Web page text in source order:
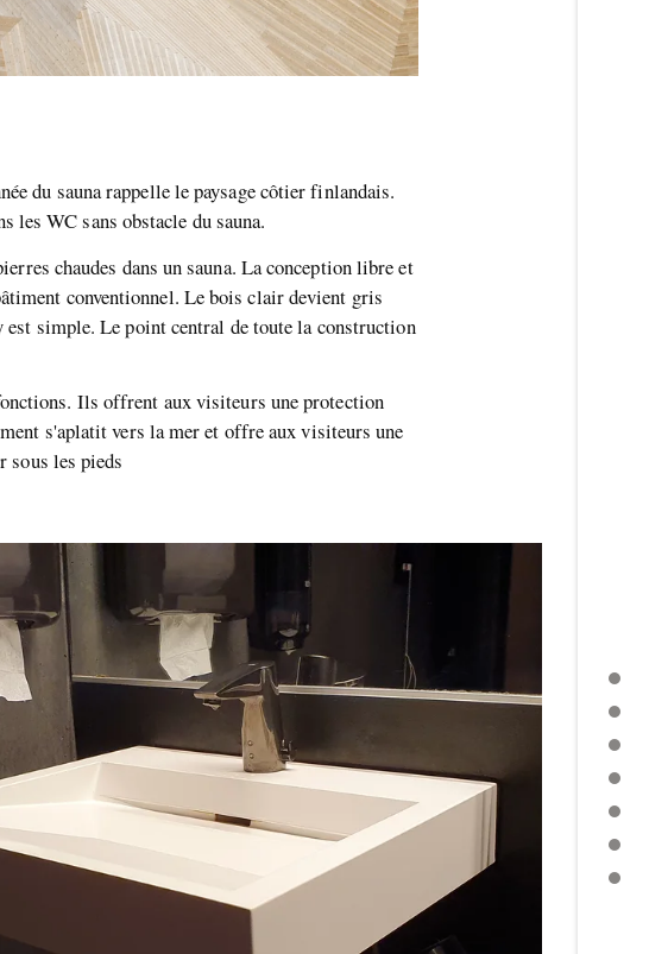
du sauna rappelle le paysage côtier finlandais.
les WC sans obstacle du sauna.
chaudes dans un sauna. La conception libre et
conventionnel. Le bois clair devient gris
est simple. Le point central de toute la construction
Ils offrent aux visiteurs une protection
s'aplatit vers la mer et offre aux visiteurs une
sous les pieds
INTRODUCTION
SYSTÈME DE LAVABO 100
AVANTO ARCHITECTS
DESCRIPTION DÉTAILLÉE
INSPIRATION DES PRODUITS
AUTRES THÈMES